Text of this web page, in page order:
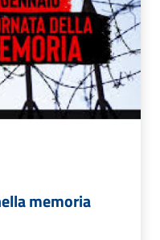
memoria